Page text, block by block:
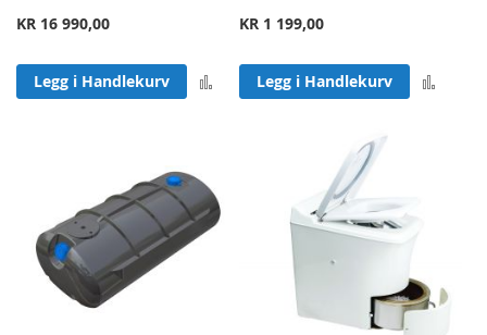
KR 16 990,00
Legg i Handlekurv Legg til sammenligning
KR 1 199,00
Legg i Handlekurv